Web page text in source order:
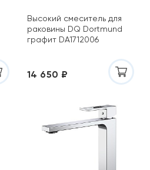
Высокий смеситель для
раковины DQ Dortmund
графит DA1712006
14 650 ₽